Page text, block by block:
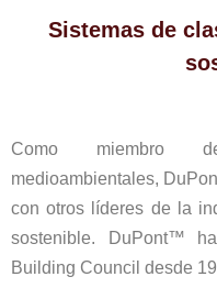
Sistemas de
Como miembro
medioambientales,
con otros líderes de la
sostenible. DuPont™
Building Council desde